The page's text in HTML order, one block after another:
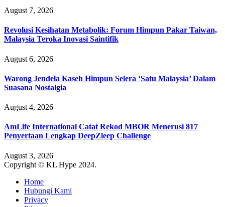
August 7, 2026
Revolusi Kesihatan Metabolik: Forum Himpun Pakar Taiwan,
Malaysia Teroka Inovasi Saintifik
August 6, 2026
Warong Jendela Kaseh Himpun Selera ‘Satu Malaysia’ Dalam
Suasana Nostalgia
August 4, 2026
AmLife International Catat Rekod MBOR Menerusi 817
Penyertaan Lengkap DeepZleep Challenge
August 3, 2026
Copyright © KL Hype 2024.
Home
Hubungi Kami
Privacy